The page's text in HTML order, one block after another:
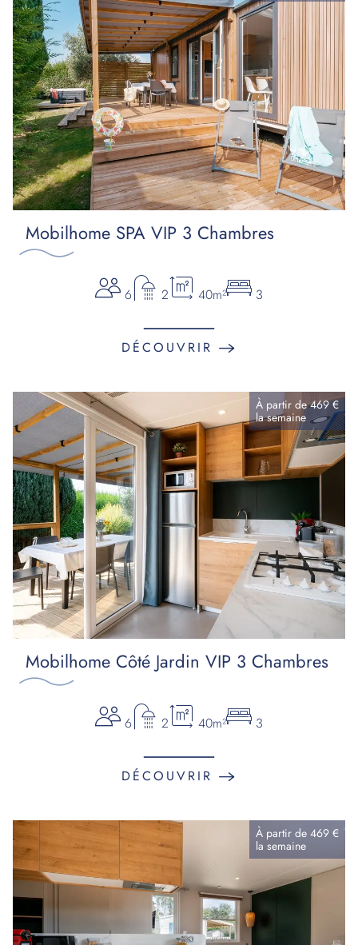
Mobilhome SPA VIP 3 Chambres
6 2 40m² 3
DÉCOUVRIR
À partir de469 €
lasemaine
Mobilhome Côté Jardin VIP 3 Chambres
6 2 40m² 3
DÉCOUVRIR
À partir de 469 €
la semaine